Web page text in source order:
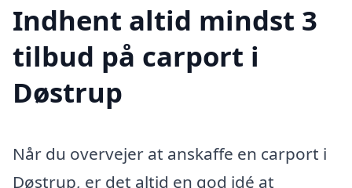
Indhent altid mindst 3
tilbud på carport i
Døstrup
Når du overvejer at anskaffe en carport i
Døstrup, er det altid en god idé at